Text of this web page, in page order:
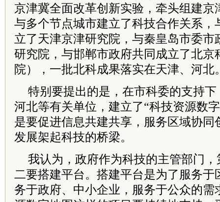
京津冀全面改革创新实验，牵头组建京
与多个节点城市建立了科技合作关系，
立了天津京津研究院，与秦皇岛市委市
研究院，与邯郸市政府共同成立了北京
院），一批北科成果落实在天津、河北
特别要提出的是，在市科委的支持
河北等有关单位，建立了“科技资源数
是要促进信息共建共享，服务区域协同
发展架起科技的桥梁。
我认为，政府作为科技的主管部门
二要搭建平台。搭建平台是为了服务于
务于政府、中小企业，服务于公众的需